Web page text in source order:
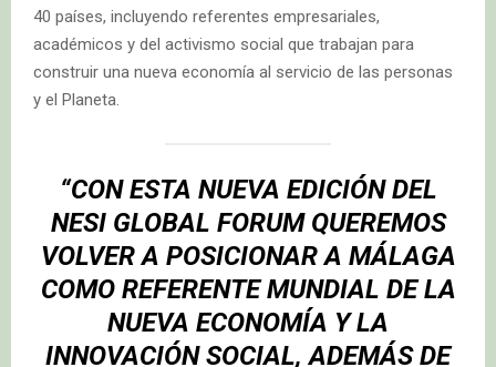
40 países, incluyendo referentes empresariales,
académicos y del activismo social que trabajan para
construir una nueva economía al servicio de las personas
y el Planeta.
“CON ESTA NUEVA EDICIÓN DEL
NESI GLOBAL FORUM QUEREMOS
VOLVER A POSICIONAR A MÁLAGA
COMO REFERENTE MUNDIAL DE LA
NUEVA ECONOMÍA Y LA
INNOVACIÓN SOCIAL, ADEMÁS DE